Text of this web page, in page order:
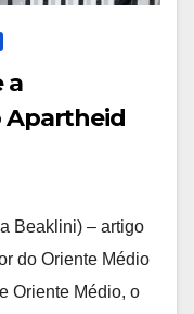
a
Apartheid
Beaklini) – artigo
do Oriente Médio
Oriente Médio, o